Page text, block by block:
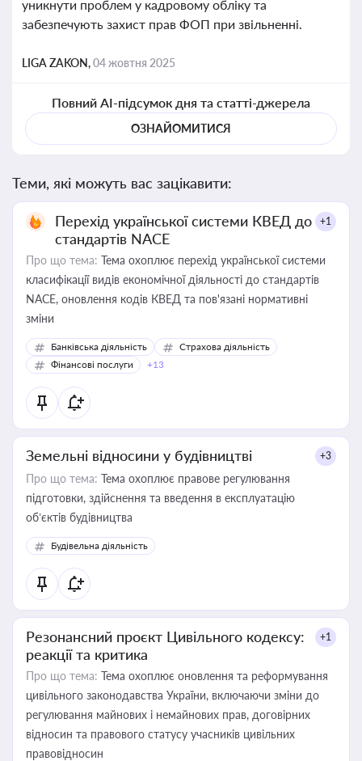
уникнути проблем у кадровому обліку та
забезпечують захист прав ФОП при звільненні.
LIGA ZAKON,04 жовтня 2025
Повний AI-підсумок дня та статті-джерела
ОЗНАЙОМИТИСЯ
Теми, які можуть вас зацікавити:
Перехід української системи КВЕД до
стандартів NACE
+1
Про що тема: Тема охоплює перехід української системи
класифікації видів економічної діяльності до стандартів
NACE, оновлення кодів КВЕД та пов'язані нормативні
зміни
Банківська діяльність
Страхова діяльність
Фінансові послуги
+13
Земельні відносини у будівництві +3
Про що тема: Тема охоплює правове регулювання
підготовки, здійснення та введення в експлуатацію
об’єктів будівництва
Будівельна діяльність
Резонансний проєкт Цивільного кодексу:
реакції та критика
+1
Про що тема: Тема охоплює оновлення та реформування
цивільного законодавства України, включаючи зміни до
регулювання майнових і немайнових прав, договірних
відносин та правового статусу учасників цивільних
правовідносин